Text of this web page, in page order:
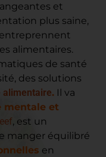
et
plus saine,
alimentaires.
de santé
des solutions
alimentaire. Il va
mentale et
, est un
manger équilibré
en